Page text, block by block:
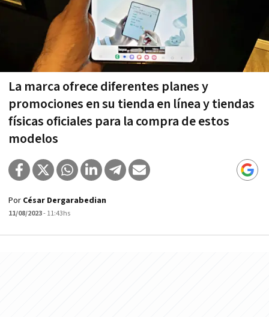
La marca ofrece diferentes planes y
promociones en su tienda en línea y tiendas
físicas oficiales para la compra de estos
modelos
Por César Dergarabedian
11/08/2023- 11:43hs